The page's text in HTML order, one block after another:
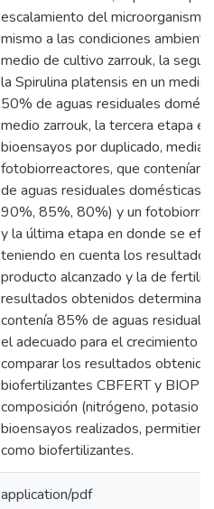
escalamiento del
mismo a las condiciones
medio de cultivo zarrouk, la
la Spirulina platensis en un
50% de aguas residuales
medio zarrouk, la tercera etapa
bioensayos por duplicado,
fotobiorreactores, que contenían
de aguas residuales domésticas
90%, 85%, 80%) y un
y la última etapa en donde se
teniendo en cuenta los
producto alcanzado y la de
resultados obtenidos
contenía 85% de aguas
el adecuado para el crecimiento
comparar los resultados
biofertilizantes CBFERT y
composición (nitrógeno, potasio
bioensayos realizados,
como biofertilizantes.
application/pdf